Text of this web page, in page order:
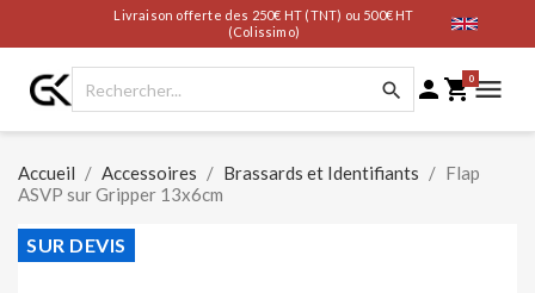
Livraison offerte des 250€ HT (TNT) ou 500€ HT
(Colissimo)
  0
Accueil Accessoires Brassards et Identifiants
Flap
ASVP sur Gripper 13x6cm
SUR DEVIS